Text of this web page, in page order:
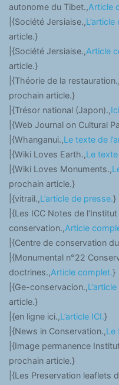
autonome du Tibet.,Article
|{Société Jersiaise.,
article.}
|{Société Jersiaise.,Article
article.}
|{Théorie de la restauration.,
prochain article.}
|{Trésor national (Japon).,
|{Web Journal on Cultural
|{Whanganui.,Le texte de
|{Wiki Loves Earth.,Le texte
|{Wiki Loves Monuments.,
prochain article.}
|{vitrail.,L’article de presse.}
|{Les ICC Notes de
conservation.,Article
|{Centre de conservation
|{Monumental n°22
doctrines.,Article complet.}
|{Ge-conservacion.,
article.}
|{en ligne ici.,L’article ICI.}
|{News in Conservation.,Le
|{Image permanence
prochain article.}
|{Les Preservation leaflets